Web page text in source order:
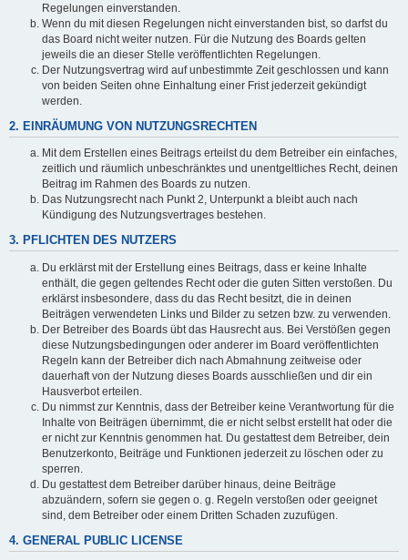
Regelungen einverstanden.
Wenn du mit diesen Regelungen nicht einverstanden bist, so darfst du
das Board nicht weiter nutzen. Für die Nutzung des Boards gelten
jeweils die an dieser Stelle veröffentlichten Regelungen.
Der Nutzungsvertrag wird auf unbestimmte Zeit geschlossen und kann
von beiden Seiten ohne Einhaltung einer Frist jederzeit gekündigt
werden.
2. EINRÄUMUNG VON NUTZUNGSRECHTEN
Mit dem Erstellen eines Beitrags erteilst du dem Betreiber ein einfaches,
zeitlich und räumlich unbeschränktes und unentgeltliches Recht, deinen
Beitrag im Rahmen des Boards zu nutzen.
Das Nutzungsrecht nach Punkt 2, Unterpunkt a bleibt auch nach
Kündigung des Nutzungsvertrages bestehen.
3. PFLICHTEN DES NUTZERS
Du erklärst mit der Erstellung eines Beitrags, dass er keine Inhalte
enthält, die gegen geltendes Recht oder die guten Sitten verstoßen. Du
erklärst insbesondere, dass du das Recht besitzt, die in deinen
Beiträgen verwendeten Links und Bilder zu setzen bzw. zu verwenden.
Der Betreiber des Boards übt das Hausrecht aus. Bei Verstößen gegen
diese Nutzungsbedingungen oder anderer im Board veröffentlichten
Regeln kann der Betreiber dich nach Abmahnung zeitweise oder
dauerhaft von der Nutzung dieses Boards ausschließen und dir ein
Hausverbot erteilen.
Du nimmst zur Kenntnis, dass der Betreiber keine Verantwortung für die
Inhalte von Beiträgen übernimmt, die er nicht selbst erstellt hat oder die
er nicht zur Kenntnis genommen hat. Du gestattest dem Betreiber, dein
Benutzerkonto, Beiträge und Funktionen jederzeit zu löschen oder zu
sperren.
Du gestattest dem Betreiber darüber hinaus, deine Beiträge
abzuändern, sofern sie gegen o. g. Regeln verstoßen oder geeignet
sind, dem Betreiber oder einem Dritten Schaden zuzufügen.
4. GENERAL PUBLIC LICENSE